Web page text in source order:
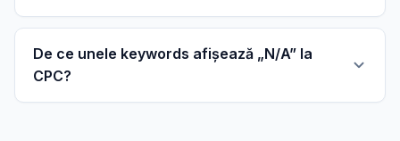
De ce unele keywords afișează „N/A” la
CPC?